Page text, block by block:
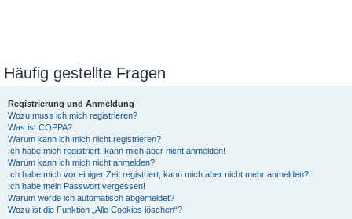
Häufig gestellte Fragen
Registrierung und Anmeldung
Wozu muss ich mich registrieren?
Was ist COPPA?
Warum kann ich mich nicht registrieren?
Ich habe mich registriert, kann mich aber nicht anmelden!
Warum kann ich mich nicht anmelden?
Ich habe mich vor einiger Zeit registriert, kann mich aber nicht mehr anmelden?!
Ich habe mein Passwort vergessen!
Warum werde ich automatisch abgemeldet?
Wozu ist die Funktion „Alle Cookies löschen“?